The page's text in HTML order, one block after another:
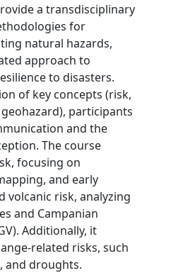
a transdisciplinary
for
natural hazards,
approach to
to disasters.
of key concepts (risk,
participants
and the
The course
focusing on
and early
volcanic risk, analyzing
and Campanian
Additionally, it
related risks, such
and droughts.